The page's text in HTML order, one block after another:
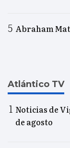
Abraham
Atlántico TV
Noticias de
de agosto